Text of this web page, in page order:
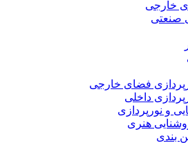
خارجی
صنعتی
فضای خارجی
داخلی
و نورپردازی
هنری
بندی